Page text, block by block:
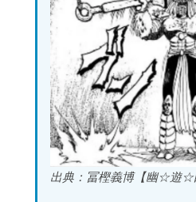
出典：冨樫義博【幽☆遊☆